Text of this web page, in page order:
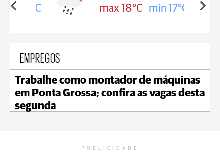
18°C max 18°C min 17°C
EMPREGOS
Trabalhe como montador de máquinas
em Ponta Grossa; confira as vagas desta
segunda
PUBLICIDADE